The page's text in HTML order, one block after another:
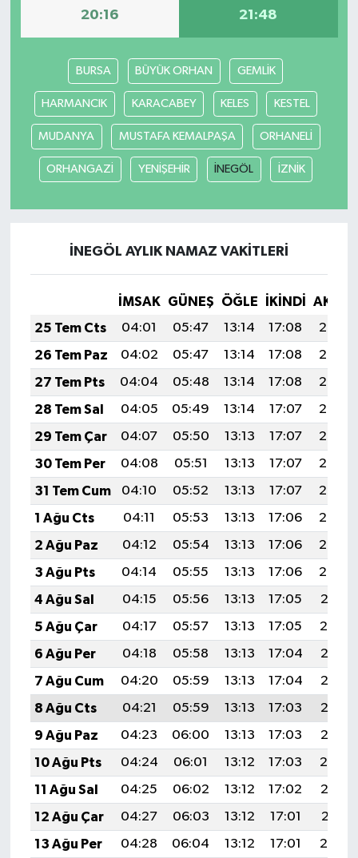
20:16 21:48
BURSA BÜYÜK ORHAN GEMLİK
HARMANCIK KARACABEY KELES KESTEL
MUDANYA MUSTAFA KEMALPAŞA ORHANELİ
ORHANGAZİ YENİŞEHİR İNEGÖL İZNİK
İNEGÖL AYLIK NAMAZ VAKITLERI
İMSAK GÜNEŞ ÖĞLE İKINDI
25 Tem Cts
04:01 05:47 13:14 17:08
20:30
26 Tem Paz
04:02 05:47 13:14 17:08
20:30
27 Tem Pts
04:04 05:48 13:14 17:08
20:29
28 Tem Sal
04:05 05:49 13:14 17:07
20:28
29 Tem Çar
04:07 05:50 13:13 17:07
20:27
30 Tem Per
04:08 05:51 13:13 17:07
20:26
31 Tem Cum
04:10 05:52 13:13 17:07
20:25
1 Ağu Cts
04:11 05:53 13:13 17:06
20:24
2 Ağu Paz
04:12 05:54 13:13 17:06
20:23
3 Ağu Pts
04:14 05:55 13:13 17:06
20:22
4 Ağu Sal
04:15 05:56 13:13 17:05
20:21
5 Ağu Çar
04:17 05:57 13:13 17:05
20:19
6 Ağu Per
04:18 05:58 13:13 17:04
20:18
7 Ağu Cum
04:20 05:59 13:13 17:04
20:17
8 Ağu Cts
04:21 05:59 13:13 17:03
20:16
9 Ağu Paz
04:23 06:00 13:13 17:03
20:15
10 Ağu Pts
04:24 06:01 13:12 17:03
20:14
11 Ağu Sal
04:25 06:02 13:12 17:02
20:12
12 Ağu Çar
04:27 06:03 13:12 17:01
20:11
13 Ağu Per
04:28 06:04 13:12 17:01
20:10